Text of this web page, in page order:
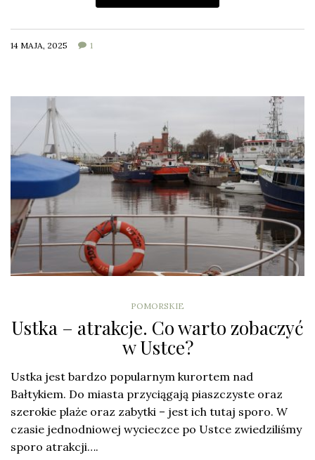
14 MAJA, 2025 1
POMORSKIE
Ustka – atrakcje. Co warto zobaczyć
w Ustce?
Ustka jest bardzo popularnym kurortem nad
Bałtykiem. Do miasta przyciągają piaszczyste oraz
szerokie plaże oraz zabytki – jest ich tutaj sporo. W
czasie jednodniowej wycieczce po Ustce zwiedziliśmy
sporo atrakcji….